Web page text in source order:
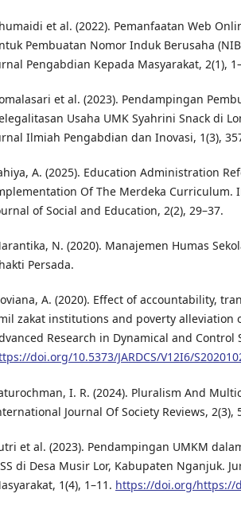
et al. (2022). Pemanfaatan Web
Pembuatan Nomor Induk Berusaha
Pengabdian Kepada Masyarakat, 2(1),
et al. (2023). Pendampingan
Usaha UMK Syahrini Snack di
Ilmiah Pengabdian dan Inovasi, 1(3),
A. (2025). Education Administration
Of The Merdeka Curriculum.
of Social and Education, 2(2), 29–37.
N. (2020). Manajemen Humas
Persada.
A. (2020). Effect of accountability,
zakat institutions and poverty alleviation
Research in Dynamical and Control
doi.org/10.5373/JARDCS/V12I6/
I. R. (2024). Pluralism And
Journal Of Society Reviews, 2(3),
et al. (2023). Pendampingan UMKM
di Desa Musir Lor, Kabupaten Nganjuk.
1(4), 1–11. https://doi.org/https://